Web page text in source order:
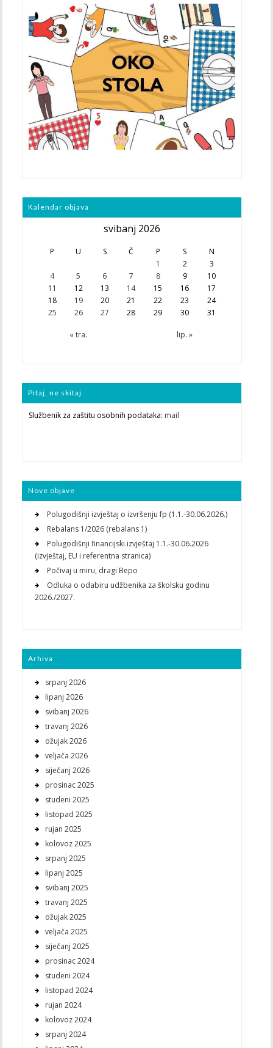
Kalendar objava
svibanj 2026
P U S Č P S N
« tra. lip. »
1 2
3
4
5 6 7 8 9
10
11
12 13 14 15 16
17
18
19 20 21 22 23
24
25
26 27 28 29 30 31
Pitaj, ne skitaj
Službenik za zaštitu osobnih podataka: mail
Nove objave
Polugodišnji izvještaj o izvršenju fp (1.1.-30.06.2026.)
Rebalans 1/2026 (rebalans 1)
Polugodišnji financijski izvještaj 1.1.-30.06.2026
(izvještaj, EU i referentna stranica)
Počivaj u miru, dragi Bepo
Odluka o odabiru udžbenika za školsku godinu
2026./2027.
Arhiva
srpanj 2026
lipanj 2026
svibanj 2026
travanj 2026
ožujak 2026
veljača 2026
siječanj 2026
prosinac 2025
studeni 2025
listopad 2025
rujan 2025
kolovoz 2025
srpanj 2025
lipanj 2025
svibanj 2025
travanj 2025
ožujak 2025
veljača 2025
siječanj 2025
prosinac 2024
studeni 2024
listopad 2024
rujan 2024
kolovoz 2024
srpanj 2024